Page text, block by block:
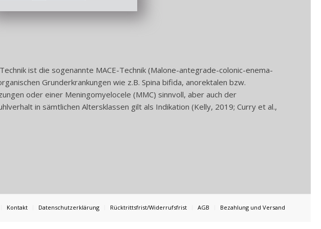
ist die sogenannte MACE-Technik (Malone-antegrade-colonic-enema-
Grunderkrankungen wie z.B. Spina bifida, anorektalen bzw.
oder einer Meningomyelocele (MMC) sinnvoll, aber auch der
in sämtlichen Altersklassen gilt als Indikation (Kelly, 2019; Curry et al.,
Kontakt Datenschutzerklärung Rücktrittsfrist/Widerrufsfrist AGB Bezahlung und Versand